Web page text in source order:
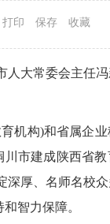
打印 保存 收藏
大常委会主任冯
机构)和省属企
市建成陕西省
厚、名师名校
智力保障。